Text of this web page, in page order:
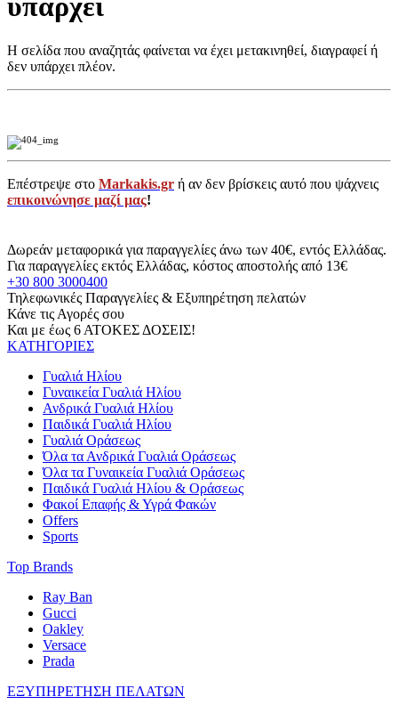
υπάρχει
Η σελίδα που αναζητάς φαίνεται να έχει μετακινηθεί, διαγραφεί ή
δεν υπάρχει πλέον.
Επέστρεψε στο Markakis.gr ή αν δεν βρίσκεις αυτό που ψάχνεις
επικοινώνησε μαζί μας!
Δωρεάν μεταφορικά για παραγγελίες άνω των 40€, εντός Ελλάδας.
Για παραγγελίες εκτός Ελλάδας, κόστος αποστολής από 13€
+30 800 3000400
Τηλεφωνικές Παραγγελίες & Εξυπηρέτηση πελατών
Κάνε τις Αγορές σου
Και με έως 6 ΑΤΟΚΕΣ ΔΟΣΕΙΣ!
ΚΑΤΗΓΟΡΙΕΣ
Γυαλιά Ηλίου
Γυναικεία Γυαλιά Ηλίου
Ανδρικά Γυαλιά Ηλίου
Παιδικά Γυαλιά Ηλίου
Γυαλιά Οράσεως
Όλα τα Ανδρικά Γυαλιά Οράσεως
Όλα τα Γυναικεία Γυαλιά Οράσεως
Παιδικά Γυαλιά Ηλίου & Οράσεως
Φακοί Επαφής & Υγρά Φακών
Offers
Sports
Top Brands
Ray Ban
Gucci
Oakley
Versace
Prada
ΕΞΥΠΗΡΕΤΗΣΗ ΠΕΛΑΤΩΝ